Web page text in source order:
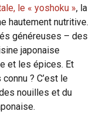
le « yoshoku », la
hautement nutritive.
généreuses – des
japonaise
et les épices. Et
? C’est le
nouilles et du